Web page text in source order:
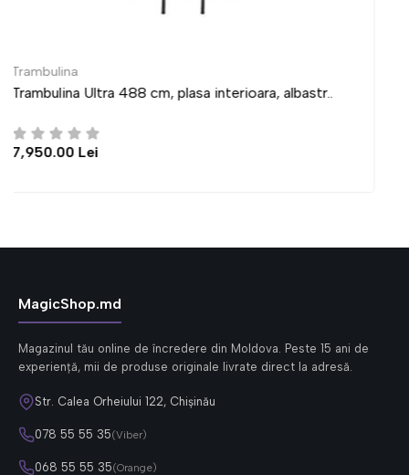
Trambulina Ultra 435 cm, plasa interioara,
MagicShop.md
Magazinul tău online de încredere din Moldova. Peste 15 ani de
experiență, mii de produse originale livrate direct la adresă.
Str. Calea Orheiului 122, Chișinău
078 55 55 35(Viber)
068 55 55 35(Orange)